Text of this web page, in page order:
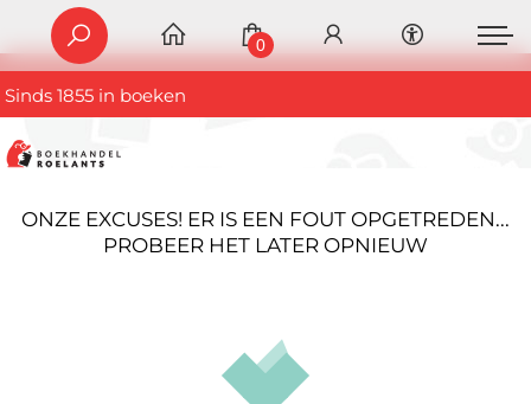
Sinds 1855 in boeken
0
ONZE EXCUSES! ER IS EEN FOUT OPGETREDEN...
PROBEER HET LATER OPNIEUW